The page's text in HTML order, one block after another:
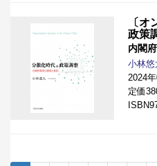
〔
政策
内閣
小林悠
2024
定価